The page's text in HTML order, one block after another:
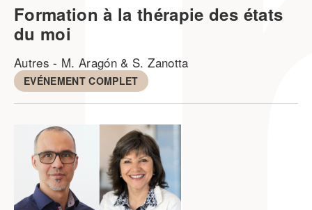
Formation à la thérapie des états
du moi
Autres- M. Aragón & S. Zanotta
EVÉNEMENT COMPLET